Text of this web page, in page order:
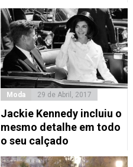
Moda 29 de Abril, 2017
Jackie Kennedy incluiu o
mesmo detalhe em todo
o seu calçado